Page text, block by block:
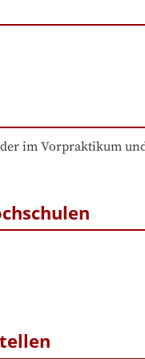
im Vorpraktikum